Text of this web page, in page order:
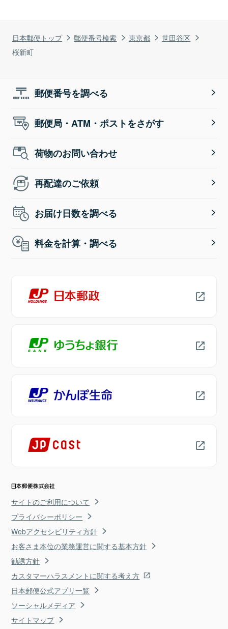
日本郵便トップ 郵便番号検索 東京都
世田谷区
桜新町
郵便番号を調べる
郵便局・ATM・ポストをさがす
荷物のお問い合わせ
再配達のご依頼
お届け日数を調べる
料金を計算・調べる
サイトのご利用について
プライバシーポリシー
Webアクセシビリティ方針
お客さま本位の業務運営に関する基本方針
勧誘方針
カスタマーハラスメントに関する考え方
日本郵便公式アプリ一覧
ソーシャルメディア
サイトマップ